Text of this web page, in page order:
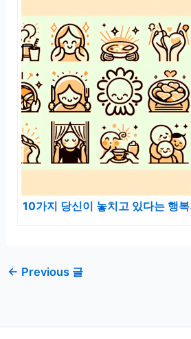
10가지 당신이 놓치고 있다는 행
← Previous 글